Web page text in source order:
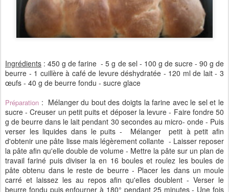
Ingrédients : 450 g de farine - 5 g de sel - 100 g de sucre - 90 g de
beurre - 1 cuillère à café de levure déshydratée - 120 ml de lait - 3
œufs - 40 g de beurre fondu - sucre glace
Préparation : Mélanger du bout des doigts la farine avec le sel et le
sucre - Creuser un petit puits et déposer la levure - Faire fondre 50
g de beurre dans le lait pendant 30 secondes au micro- onde - Puis
verser les liquides dans le puits - Mélanger petit à petit afin
d'obtenir une pâte lisse mais légèrement collante - Laisser reposer
la pâte afin qu'elle double de volume - Mettre la pâte sur un plan de
travail fariné puis diviser la en 16 boules et roulez les boules de
pâte obtenu dans le reste de beurre - Placer les dans un moule
carré et laissez les au repos afin qu'elles doublent - Verser le
beurre fondu puis enfourner à 180° pendant 25 minutes - Une fois